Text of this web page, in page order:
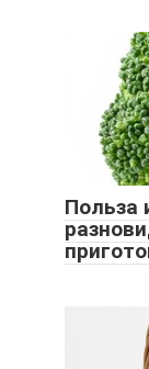
Польза